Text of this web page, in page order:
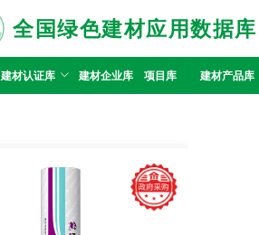
全国绿色建材应用数据库
建材认证库 建材企业库 项目库 建材产品库